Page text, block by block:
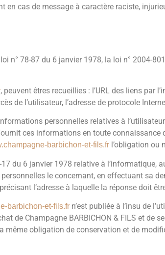
cas de message à caractère raciste,
n° 78-87 du 6 janvier 1978, la loi n° 2004-
, peuvent êtres recueillies : l’URL des liens par
de l’utilisateur, l’adresse de protocole
personnelles relatives à
ces informations en toute connaissance
barbichon-et-fils.fr l’obligation
du 6 janvier 1978 relative à l’informatique,
le concernant, en effectuant sa
l’adresse à laquelle la réponse doit
barbichon-et-fils.fr n’est publiée à l’insu de
de Champagne BARBICHON & FILS et de
obligation de conservation et de